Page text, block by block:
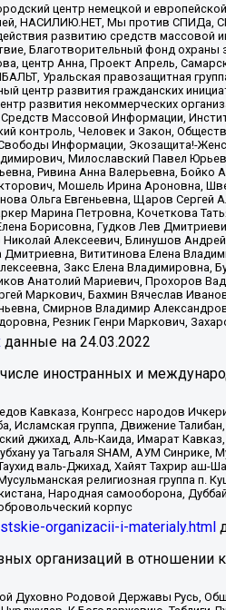
центр немецкой и
НАСИЛИЮ.НЕТ, Мы против СПИДа,
развитию средств массовой
Благотворительный фонд
центр Анна, Проект Апрель,
Уральская правозащитная
центр развития гражданских
развития некоммерческих
Массовой Информации,
контроль, Человек и Закон,
Информации, Экозащита!-
Милославский Павел
Ривина Анна Валерьевна,
Мошель Ирина Ароновна,
Ольга Евгеньевна, Щаров
Марина Петровна, Кочеткова
Борисовна, Гудков Лев
Алексеевич, Блинушов
Вититинова Елена
Закс Елена
Анатолий Мариевич, Прохоров
Маркович, Бахмин Вячеслав
Смирнов Владимир
Резник Генри Маркович,
данные на 24.03.2022
иностранных и
Кавказа, Конгресс народов
Исламская группа, Движение
джихад, Аль-Каида, Имарат
уа Тагьаля SHAM, АУМ
валь-Джихад, Хайят Тахрир
религиозная группа п.
Народная самооборона,
корпус
organizacii-i-materialy.html
организаций в
Духовно Родовой Державы Русь,